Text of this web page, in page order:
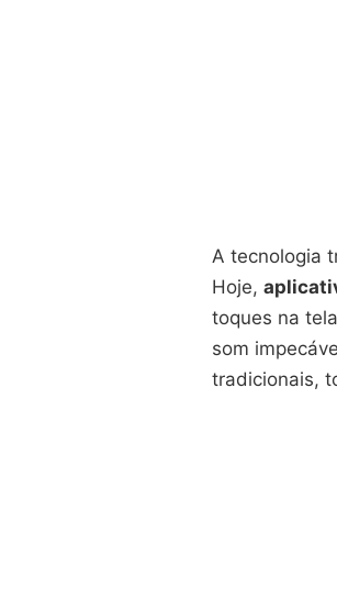
A tecnologia
Hoje,
toques na
som
tradicionais,